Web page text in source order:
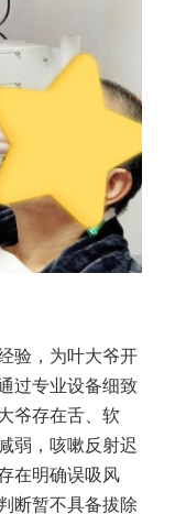
，为叶大爷开
过专业设备细致
爷存在舌、软
弱，咳嗽反射迟
在明确误吸风
断暂不具备拔除